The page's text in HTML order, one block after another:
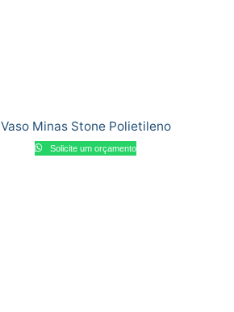
Vaso Minas Stone Polietileno
Solicite um orçamento